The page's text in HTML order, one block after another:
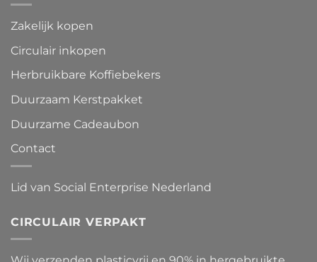
Zakelijk kopen
Circulair inkopen
Herbruikbare Koffiebekers
Duurzaam Kerstpakket
Duurzame Cadeaubon
Contact
Lid van Social Enterprise Nederland
CIRCULAIR VERPAKT